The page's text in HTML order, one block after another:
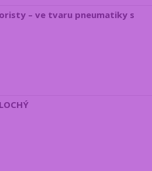
– ve tvaru pneumatiky s